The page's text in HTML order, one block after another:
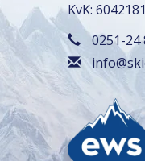
KvK:
0251-24